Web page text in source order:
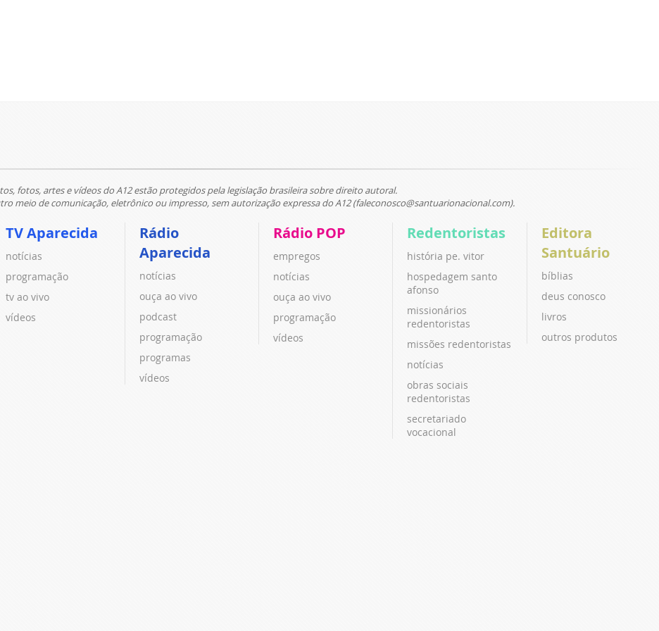
fotos, artes e vídeos do A12 estão protegidos pela legislação brasileira sobre direito autoral.
meio de comunicação, eletrônico ou impresso, sem autorização expressa do A12 (faleconosco@santuarionacional.com).
TV Aparecida
notícias
programação
tv ao vivo
vídeos
Rádio
Aparecida
notícias
ouça ao vivo
podcast
programação
programas
vídeos
Rádio POP
empregos
notícias
ouça ao vivo
programação
vídeos
Redentoristas
história pe. vitor
hospedagem santo
afonso
missionários
redentoristas
missões redentoristas
notícias
obras sociais
redentoristas
secretariado
vocacional
Editora
Santuário
bíblias
deus conosco
livros
outros produtos